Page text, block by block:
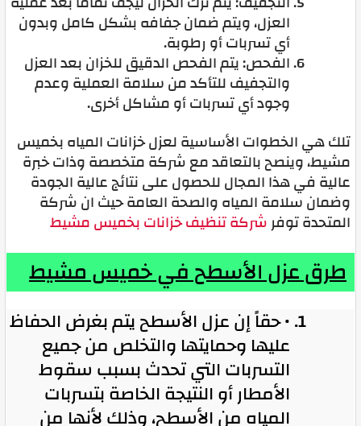
العزل، ويتم ضمان جفافه بشكل كامل وبدون
أي تسربات أو رطوبة.
الفحص: يتم الفحص الدقيق للخزان بعد العزل
والتجفيف للتأكد من سلامة العملية وعدم
وجود أي تسربات أو مشاكل أخرى.
تلك هي الخطوات الأساسية لعزل خزانات المياه بخميس
مشيط، وينصح بالتعاقد مع شركة متخصصة وذات خبرة
عالية في هذا المجال للحصول على نتائج عالية الجودة
وضمان سلامة المياه والصحة العامة حيث ان شركة
المتحدة توفرشركة تنظيف خزانات بخميس مشيط
طرق عزل الأسطح في خميس مشيط
• حقاً إن عزل الأسطح يتم بغرض الحفاظ
عليها وحمايتها والتخلص من جميع
التسربات التي تحدث بسبب سقوط
الأمطار أو النتيجة الخاصة بتسربات
المياه من الأسطح، وذلك لأنها من